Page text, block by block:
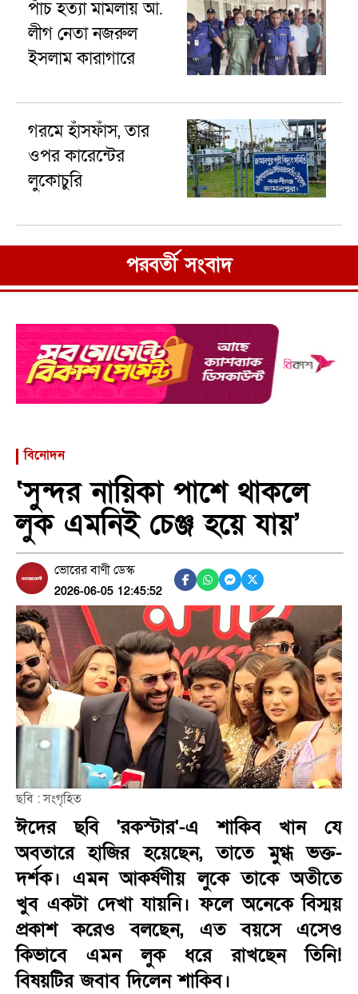
পাঁচ হত্যা মামলায় আ.
লীগ নেতা নজরুল
ইসলাম কারাগারে
গরমে হাঁসফাঁস, তার
ওপর কারেন্টের
লুকোচুরি
পরবর্তী সংবাদ
বিনোদন
‘সুন্দর নায়িকা পাশে থাকলে
লুক এমনিই চেঞ্জ হয়ে যায়’
ভোরের বাণী ডেস্ক
2026-06-05 12:45:52
ছবি : সংগৃহিত
ঈদের ছবি 'রকস্টার'-এ শাকিব খান যে
অবতারে হাজির হয়েছেন, তাতে মুগ্ধ ভক্ত-
দর্শক। এমন আকর্ষণীয় লুকে তাকে অতীতে
খুব একটা দেখা যায়নি। ফলে অনেকে বিস্ময়
প্রকাশ করেও বলছেন, এত বয়সে এসেও
কিভাবে এমন লুক ধরে রাখছেন তিনি!
বিষয়টির জবাব দিলেন শাকিব।